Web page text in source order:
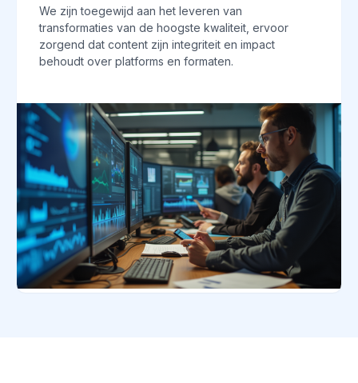
We zijn toegewijd aan het leveren van
transformaties van de hoogste kwaliteit, ervoor
zorgend dat content zijn integriteit en impact
behoudt over platforms en formaten.